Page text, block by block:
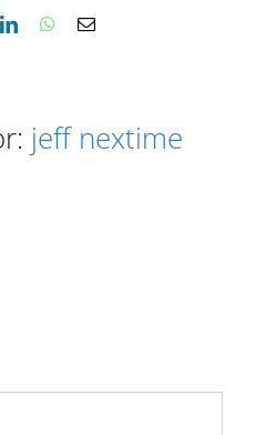
LinkedInWhatsApp
Email
jeff nextime